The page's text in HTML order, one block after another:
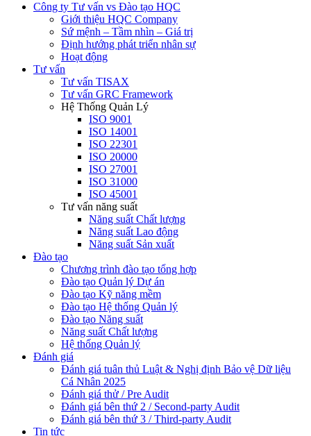
Công ty Tư vấn vs Đào tạo HQC
Giới thiệu HQC Company
Sứ mệnh – Tầm nhìn – Giá trị
Định hướng phát triển nhân sự
Hoạt động
Tư vấn
Tư vấn TISAX
Tư vấn GRC Framework
Hệ Thống Quản Lý
ISO 9001
ISO 14001
ISO 22301
ISO 20000
ISO 27001
ISO 31000
ISO 45001
Tư vấn năng suất
Năng suất Chất lượng
Năng suất Lao động
Năng suất Sản xuất
Đào tạo
Chương trình đào tạo tổng hợp
Đào tạo Quản lý Dự án
Đào tạo Kỹ năng mềm
Đào tạo Hệ thống Quản lý
Đào tạo Năng suất
Năng suất Chất lượng
Hệ thống Quản lý
Đánh giá
Đánh giá tuân thủ Luật & Nghị định Bảo vệ Dữ liệu
Cá Nhân 2025
Đánh giá thử / Pre Audit
Đánh giá bên thứ 2 / Second-party Audit
Đánh giá bên thứ 3 / Third-party Audit
Tin tức